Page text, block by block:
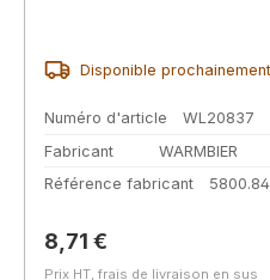
Disponible prochainement
Numéro d'article
WL20837
Fabricant
WARMBIER
Référence fabricant
Prix régulier :
8,71 €
Prix HT, frais de livraison en sus